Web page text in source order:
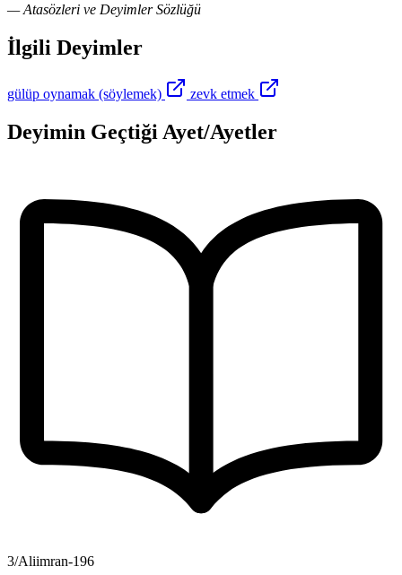
— Atasözleri ve Deyimler Sözlüğü
İlgili Deyimler
gülüp oynamak (söylemek) zevk etmek
Deyimin Geçtiği Ayet/Ayetler
3/Aliimran-196